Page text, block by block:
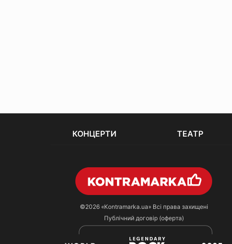
КОНЦЕРТИ ТЕАТР
©2026 «Kontramarka.ua»Всі права захищені
Публічний договір (оферта)